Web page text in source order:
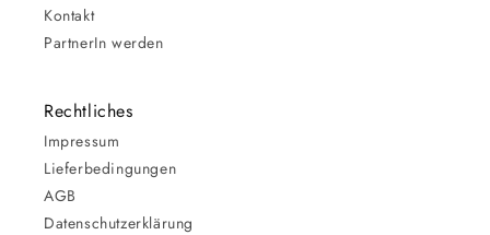
Kontakt
PartnerIn werden
Rechtliches
Impressum
Lieferbedingungen
AGB
Datenschutzerklärung